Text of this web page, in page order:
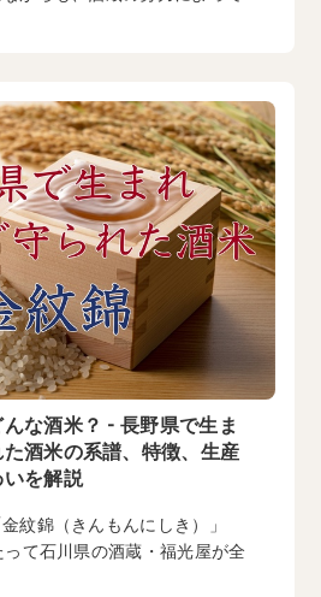
んな酒米？ - 長野県で生ま
酒米の系譜、特徴、生産
を解説
紋錦（きんもんにしき）」
て石川県の酒蔵・福光屋が全